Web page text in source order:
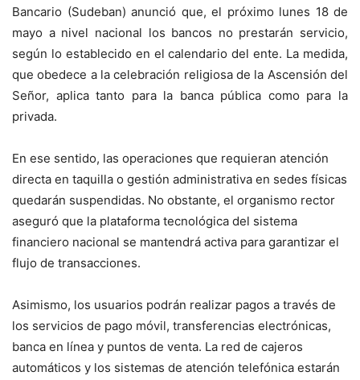
Bancario (Sudeban) anunció que, el próximo lunes 18 de
mayo a nivel nacional los bancos no prestarán servicio,
según lo establecido en el calendario del ente. La medida,
que obedece a la celebración religiosa de la Ascensión del
Señor, aplica tanto para la banca pública como para la
privada.
En ese sentido, las operaciones que requieran atención
directa en taquilla o gestión administrativa en sedes físicas
quedarán suspendidas. No obstante, el organismo rector
aseguró que la plataforma tecnológica del sistema
financiero nacional se mantendrá activa para garantizar el
flujo de transacciones.
Asimismo, los usuarios podrán realizar pagos a través de
los servicios de pago móvil, transferencias electrónicas,
banca en línea y puntos de venta. La red de cajeros
automáticos y los sistemas de atención telefónica estarán